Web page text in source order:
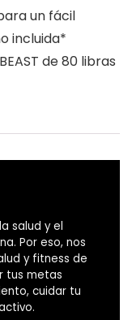
un fácil
incluida*
de 80 libras
salud y el
Por eso, nos
y fitness de
tus metas
cuidar tu